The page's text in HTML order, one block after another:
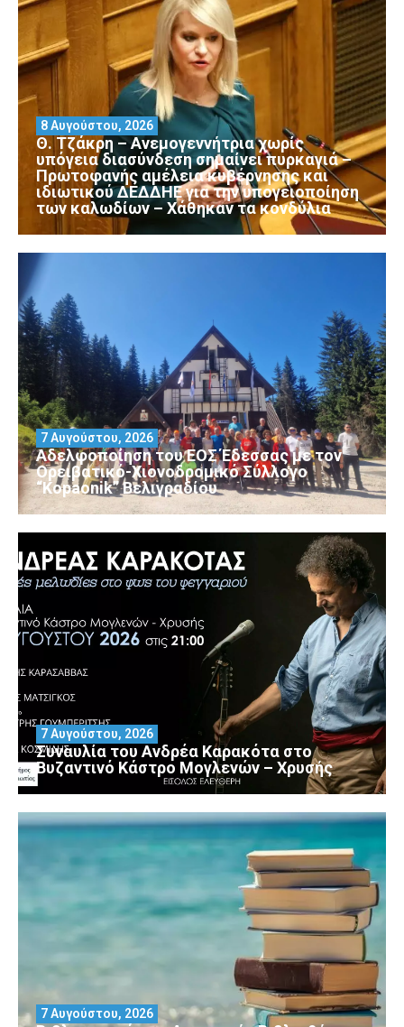
Θ. Τζάκρη – Ανεμογεννήτρια χωρίς
υπόγεια διασύνδεση σημαίνει πυρκαγιά –
Πρωτοφανής αμέλεια κυβέρνησης και
ιδιωτικού ΔΕΔΔΗΕ για την υπογειοποίηση
των καλωδίων – Χάθηκαν τα κονδύλια
8 Αυγούστου, 2026
Αδελφοποίηση του ΕΟΣ Έδεσσας με τον
Ορειβατικό-Χιονοδρομικό Σύλλογο
“Kopaonik” Βελιγραδίου
7 Αυγούστου, 2026
Συναυλία του Ανδρέα Καρακότα στο
Βυζαντινό Κάστρο Μογλενών – Χρυσής
7 Αυγούστου, 2026
7 Αυγούστου, 2026